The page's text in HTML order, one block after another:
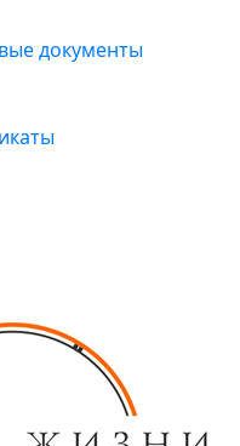
документы